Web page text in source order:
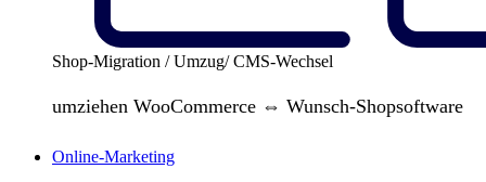
Shop-Migration / Umzug/ CMS-Wechsel
umziehen WooCommerce ⇔ Wunsch-Shopsoftware
Online-Marketing